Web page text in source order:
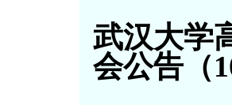
武汉大学
会公告（